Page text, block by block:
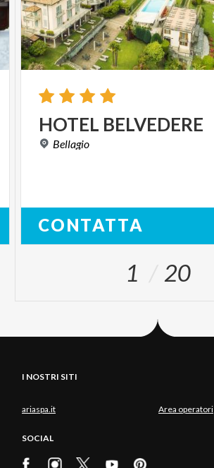
HOTEL BELVEDERE
Bellagio
CONTATTA
1 20
I NOSTRI SITI
ariaspa.it Area operatori
SOCIAL